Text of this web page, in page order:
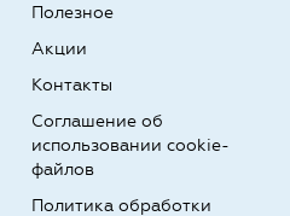
Полезное
Акции
Контакты
Соглашение об
использовании cookie-
файлов
Политика обработки